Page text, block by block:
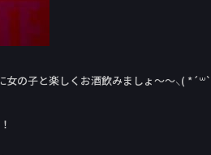
の子と楽しくお酒飲みましょ〜〜⸜(